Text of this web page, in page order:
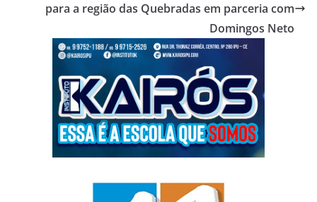
para a região das Quebradas em parceria com
Domingos Neto